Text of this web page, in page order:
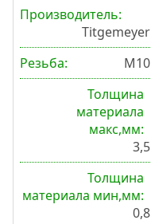
Производитель:
Titgemeyer
Резьба:
М10
Толщина
материала
макс,мм:
3,5
Толщина
материала мин,мм:
0,8